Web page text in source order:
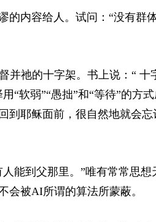
的内容给人。试问：“没有群
祂的十字架。书上说：“ 十
“软弱”“愚拙”和“等待”的方
到耶稣面前，很自然地就会
能到父那里。”唯有常常思
会被AI所谓的算法所蒙蔽。